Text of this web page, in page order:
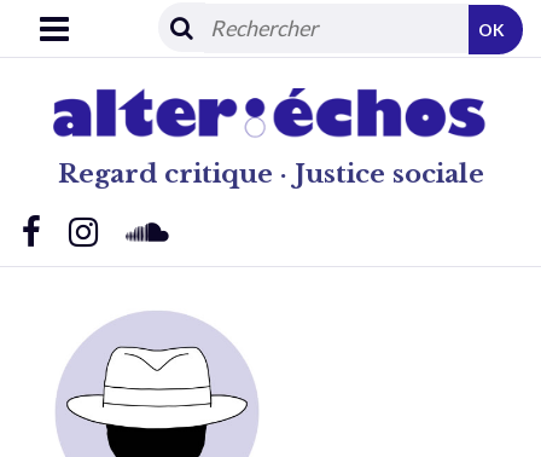
Regard critique · Justice sociale
OK